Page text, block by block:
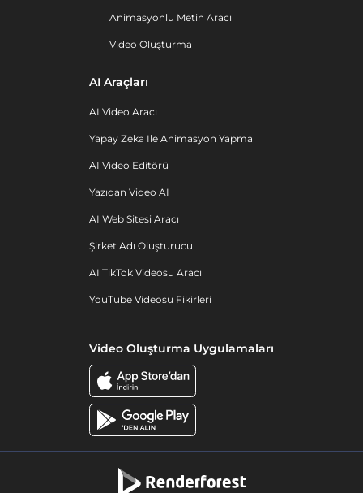
Animasyonlu Metin Aracı
Video Oluşturma
AI Araçları
AI Video Aracı
Yapay Zeka Ile Animasyon Yapma
AI Video Editörü
Yazıdan Video AI
AI Web Sitesi Aracı
Şirket Adı Oluşturucu
AI TikTok Videosu Aracı
YouTube Videosu Fikirleri
Video Oluşturma Uygulamaları